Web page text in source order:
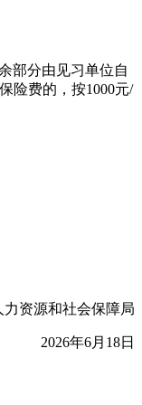
部分由见习单位自
险费的，按1000元/
资源和社会保障局
2026年6月18日